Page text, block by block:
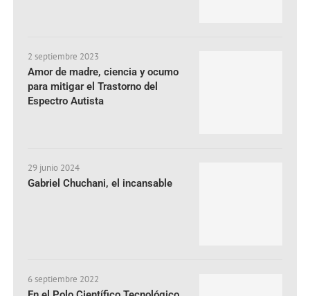
2 septiembre 2023
Amor de madre, ciencia y ocumo
para mitigar el Trastorno del
Espectro Autista
29 junio 2024
Gabriel Chuchani, el incansable
6 septiembre 2022